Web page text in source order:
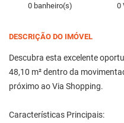
0 banheiro(s) 0
DESCRIÇÃO DO IMÓVEL
Descubra esta excelente
48,10 m² dentro da
próximo ao Via Shopping.
Características Principais: